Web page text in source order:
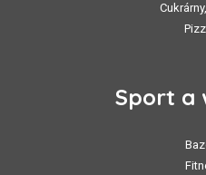
Sport a